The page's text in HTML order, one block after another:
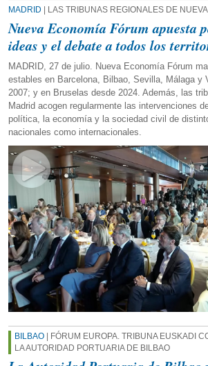
MADRID | LAS TRIBUNAS REGIONALES DE
Nueva Economía Fórum apuesta
ideas y el debate a todos los
MADRID, 27 de julio. Nueva Economía Fórum
estables en Barcelona, Bilbao, Sevilla, Málaga y
2007; y en Bruselas desde 2024. Además, las
Madrid acogen regularmente las intervenciones
política, la economía y la sociedad civil de
nacionales como internacionales.
BILBAO | FÓRUM EUROPA. TRIBUNA EUSKADI
LA AUTORIDAD PORTUARIA DE BILBAO